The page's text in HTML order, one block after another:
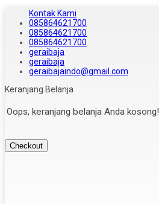
Kontak Kami
085864621700
085864621700
085864621700
geraibaja
geraibaja
geraibajaindo@gmail.com
Keranjang Belanja
Oops, keranjang belanja Anda kosong!
Checkout